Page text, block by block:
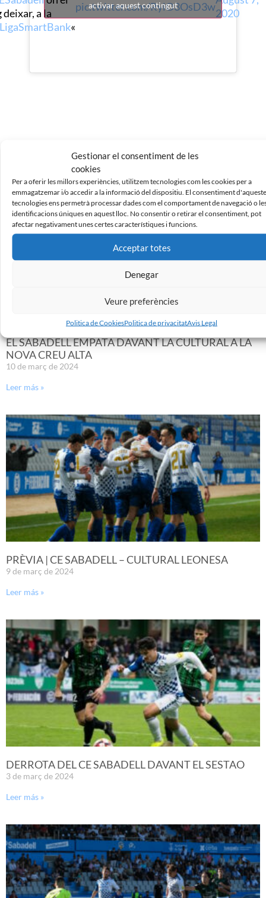
Gestionar el consentiment de les
cookies
Per a oferir les millors experiències, utilitzem tecnologies com les cookies per a
emmagatzemar i/o accedir a la informació del dispositiu. El consentiment
tecnologies ens permetrà processar dades com el comportament de navegació o
identificacions úniques en aquest lloc. No consentir o retirar el consentiment, pot
afectar negativament unes certes característiques i funcions.
Acceptar totes
Denegar
Veure preferències
Politica de CookiesPolitica de privacitatAvis Legal
deixar, a la
«
pic.twitter.com/RyiO3OsD3w
2020
activar aquest contingut
Noticias Relacionadas
EL SABADELL EMPATA DAVANT LA CULTURAL A LA
NOVA CREU ALTA
10 de març de 2024
Leer más »
PRÈVIA | CE SABADELL – CULTURAL LEONESA
9 de març de 2024
Leer más »
DERROTA DEL CE SABADELL DAVANT EL SESTAO
3 de març de 2024
Leer más »